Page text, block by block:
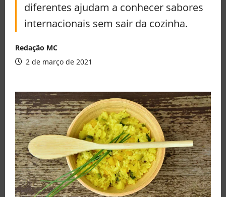
diferentes ajudam a conhecer sabores
internacionais sem sair da cozinha.
Redação MC
2 de março de 2021